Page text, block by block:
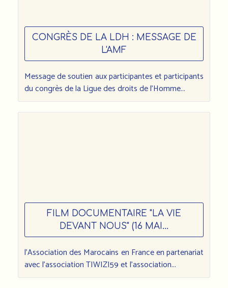
CONGRÈS DE LA LDH : MESSAGE DE
L'AMF
Message de soutien aux participantes et participants
du congrès de la Ligue des droits de l’Homme...
FILM DOCUMENTAIRE "LA VIE
DEVANT NOUS" (16 MAI...
l'Association des Marocains en France en partenariat
avec l'association TIWIZI59 et l'association...